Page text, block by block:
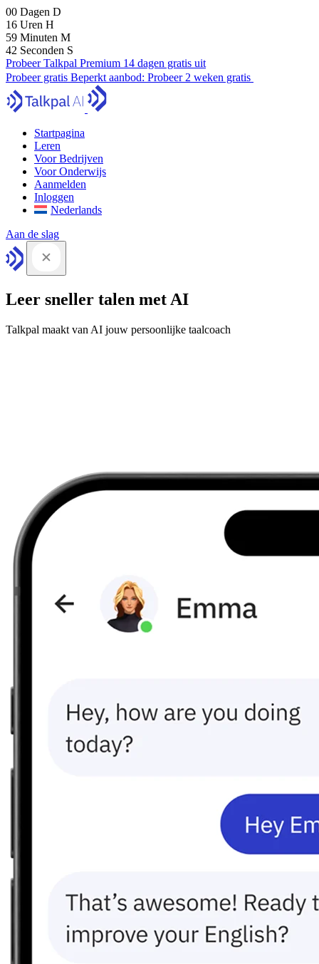
00 Dagen D
16 Uren H
59 Minuten M
41 Seconden S
Probeer Talkpal Premium 14 dagen gratis uit
Probeer gratis Beperkt aanbod: Probeer 2 weken gratis
Startpagina
Leren
Voor Bedrijven
Voor Onderwijs
Aanmelden
Inloggen
Nederlands
Aan de slag
Leer sneller talen met AI
Talkpal maakt van AI jouw persoonlijke taalcoach